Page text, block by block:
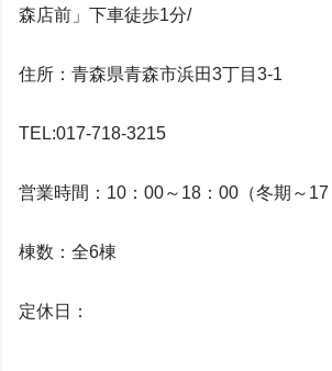
森店前」下車徒歩1分/
住所：青森県青森市浜田3丁目3-1
TEL:017-718-3215
営業時間：10：00～18：00（冬期～17
棟数：全6棟
定休日：